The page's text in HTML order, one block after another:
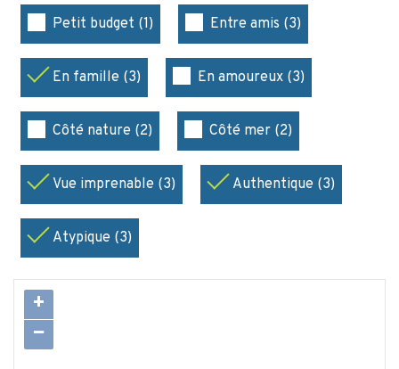
Petit budget (1) Entre amis (3)
En famille (3) En amoureux (3)
Côté nature (2) Côté mer (2)
Vue imprenable (3) Authentique (3)
Atypique (3)
+
−